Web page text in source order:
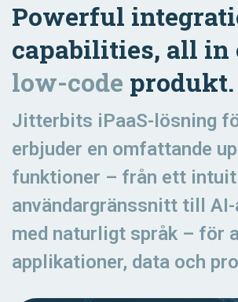
Powerful
capabilities, all in
low-code produkt.
Jitterbits iPaaS-lösning
erbjuder en omfattande
funktioner – från ett
användargränssnitt till
med naturligt språk – för
applikationer, data och